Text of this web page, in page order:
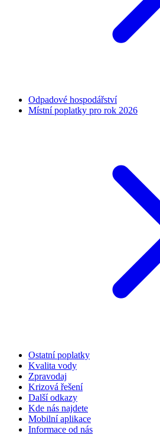
Odpadové hospodářství
Místní poplatky pro rok 2026
Ostatní poplatky
Kvalita vody
Zpravodaj
Krizová řešení
Další odkazy
Kde nás najdete
Mobilní aplikace
Informace od nás